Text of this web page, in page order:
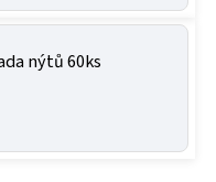
nýtů 60ks